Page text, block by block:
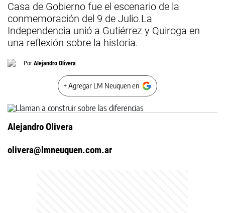
Casa de Gobierno fue el escenario de la
conmemoración del 9 de Julio.La
Independencia unió a Gutiérrez y Quiroga en
una reflexión sobre la historia.
Por Alejandro Olivera
+ Agregar LM Neuquen en
Alejandro Olivera
olivera@lmneuquen.com.ar